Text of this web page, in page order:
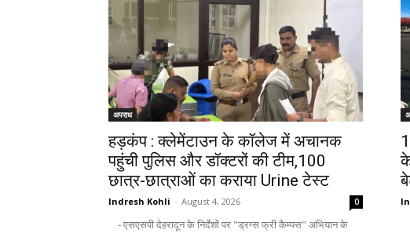
अपराध
हड़कंप : क्लेमेंटाउन के कॉलेज में अचानक
पहुंची पुलिस और डॉक्टरों की टीम,100
छात्र-छात्राओं का कराया Urine टेस्ट
Indresh Kohli - August 4, 2026 0
- एसएसपी देहरादून के निर्देशों पर "ड्रग्स फ्री कैम्पस" अभियान के